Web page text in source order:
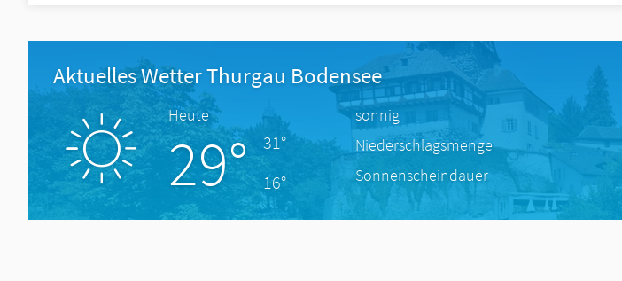
Aktuelles Wetter Thurgau Bodensee
Heute
29°
31°
16°
sonnig
Niederschlagsmenge
Sonnenscheindauer